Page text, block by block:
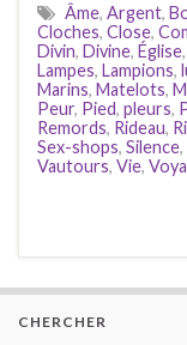
Âme, Argent,
Cloches, Close,
Divin, Divine, Église,
Lampes, Lampions,
Marins, Matelots,
Peur, Pied, pleurs,
Remords, Rideau,
Sex-shops, Silence,
Vautours, Vie,
CHERCHER